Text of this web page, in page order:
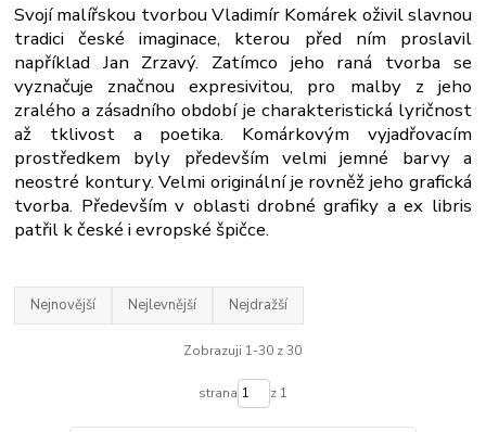
Svojí malířskou tvorbou Vladimír Komárek oživil slavnou
tradici české imaginace, kterou před ním proslavil
například Jan Zrzavý. Zatímco jeho raná tvorba se
vyznačuje značnou expresivitou, pro malby z jeho
zralého a zásadního období je charakteristická lyričnost
až tklivost a poetika. Komárkovým vyjadřovacím
prostředkem byly především velmi jemné barvy a
neostré kontury. Velmi originální je rovněž jeho grafická
tvorba. Především v oblasti drobné grafiky a ex libris
patřil k české i evropské špičce.
Nejnovější Nejlevnější Nejdražší
Zobrazuji 1-30 z 30
strana z 1